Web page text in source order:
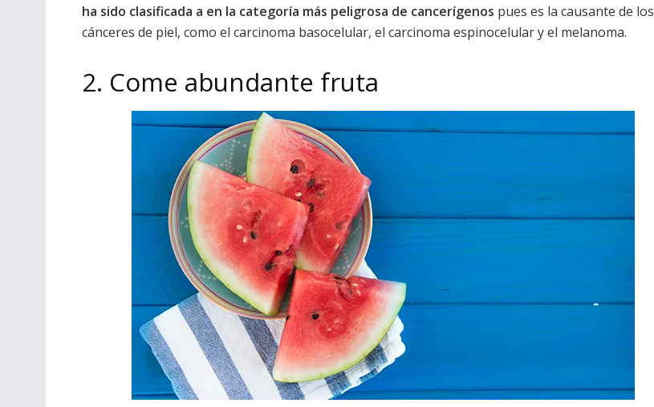
ha sido clasificada a en la categoría más peligrosa de cancerígenos pues es la causante de los
cánceres de piel, como el carcinoma basocelular, el carcinoma espinocelular y el melanoma.
2. Come abundante fruta